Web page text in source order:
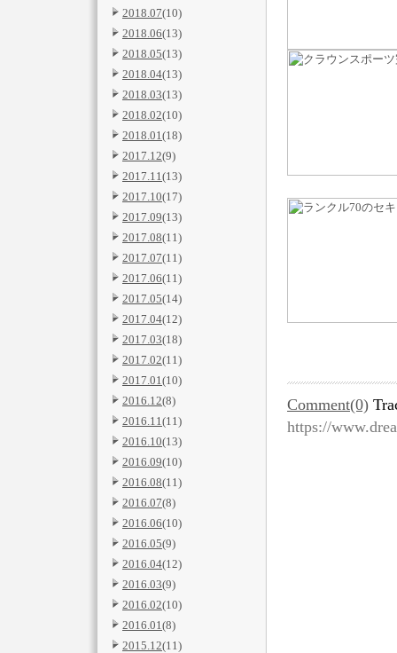
2018.07(10)
2018.06(13)
2018.05(13)
2018.04(13)
2018.03(13)
2018.02(10)
2018.01(18)
2017.12(9)
2017.11(13)
2017.10(17)
2017.09(13)
2017.08(11)
2017.07(11)
2017.06(11)
2017.05(14)
2017.04(12)
2017.03(18)
2017.02(11)
2017.01(10)
2016.12(8)
2016.11(11)
2016.10(13)
2016.09(10)
2016.08(11)
2016.07(8)
2016.06(10)
2016.05(9)
2016.04(12)
2016.03(9)
2016.02(10)
2016.01(8)
2015.12(11)
Comment(0)
https://